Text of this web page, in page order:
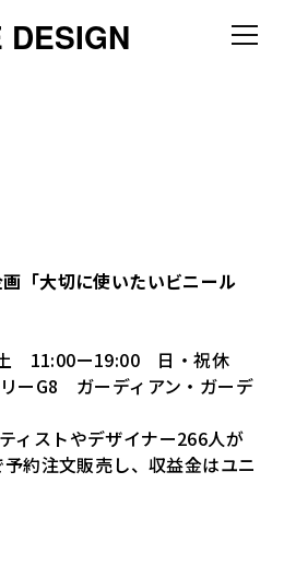
DESIGN
「大切に使いたいビニール
11:00ー19:00 日・祝休
ーG8 ガーディアン・ガーデ
ィストやデザイナー266人が
約注文販売し、収益金はユニ